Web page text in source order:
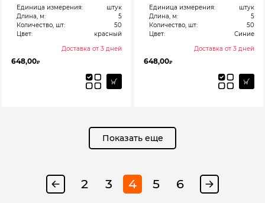
Единица измерения:
штук
Длина, м:
5
Количество, шт:
50
Цвет:
красный
Доставка от 3 дней
648,00₽
Единица измерения:
штук
Длина, м:
5
Количество, шт:
50
Цвет:
Синие
Доставка от 3 дней
648,00₽
Показать еще
2 3 4 5 6